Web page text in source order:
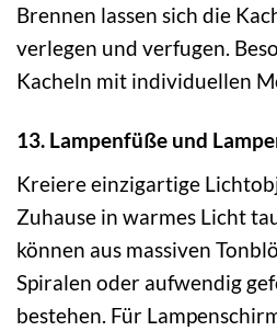
Brennen lassen sich die
verlegen und verfugen.
Kacheln mit individuellen
13. Lampenfüße und
Kreiere einzigartige
Zuhause in warmes Licht
können aus massiven
Spiralen oder aufwendig
bestehen. Für